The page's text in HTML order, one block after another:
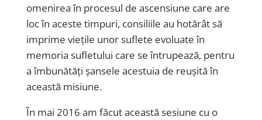
omenirea în procesul de ascensiune care are
loc în aceste timpuri, consiliile au hotărât să
imprime viețile unor suflete evoluate în
memoria sufletului care se întrupează, pentru
a îmbunătăți șansele acestuia de reușită în
această misiune.
În mai 2016 am făcut această sesiune cu o